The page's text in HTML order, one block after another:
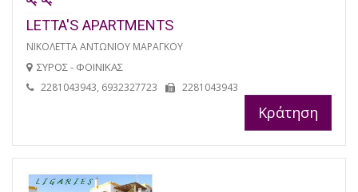
LETTA'S APARTMENTS
ΝΙΚΟΛΕΤΤΑ ΑΝΤΩΝΙΟΥ ΜΑΡΑΓΚΟΥ
ΣΥΡΟΣ - ΦΟΙΝΙΚΑΣ
2281043943, 6932327723 2281043943
Κράτηση